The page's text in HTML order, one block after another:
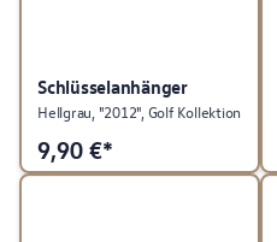
Schlüsselanhänger
Hellgrau, "2012", Golf Kollektion
9,90 €*